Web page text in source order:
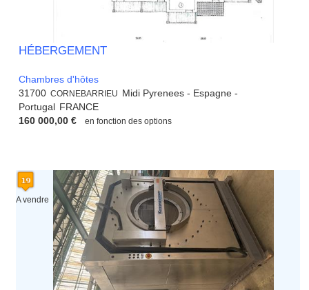
HÉBERGEMENT
Chambres d'hôtes
31700 CORNEBARRIEU
Midi Pyrenees - Espagne -
Portugal FRANCE
160 000,00 €
en fonction des options
A vendre